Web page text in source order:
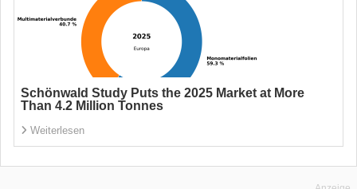
Schönwald Study Puts the 2025 Market at More
Than 4.2 Million Tonnes
Weiterlesen